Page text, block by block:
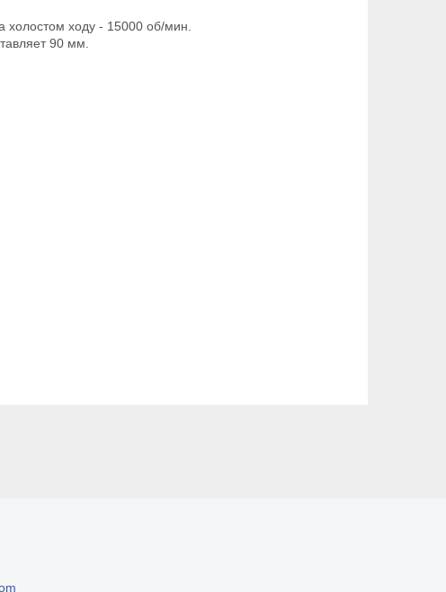
холостом ходу - 15000 об/мин.
90 мм.